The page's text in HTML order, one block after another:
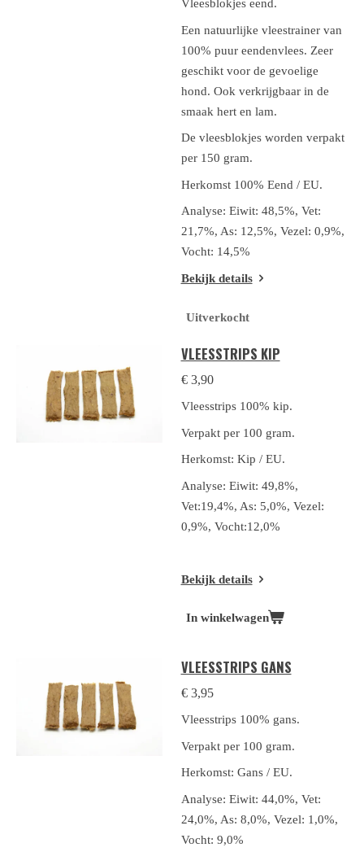
Vleesblokjes eend.
Een natuurlijke vleestrainer van
100% puur eendenvlees. Zeer
geschikt voor de gevoelige
hond. Ook verkrijgbaar in de
smaak hert en lam.
De vleesblokjes worden verpakt
per 150 gram.
Herkomst 100% Eend / EU.
Analyse: Eiwit: 48,5%, Vet:
21,7%, As: 12,5%, Vezel: 0,9%,
Vocht: 14,5%
Bekijk details
Uitverkocht
VLEESSTRIPS KIP
€ 3,90
Vleesstrips 100% kip.
Verpakt per 100 gram.
Herkomst: Kip / EU.
Analyse: Eiwit: 49,8%,
Vet:19,4%, As: 5,0%, Vezel:
0,9%, Vocht:12,0%
Bekijk details
In winkelwagen
VLEESSTRIPS GANS
€ 3,95
Vleesstrips 100% gans.
Verpakt per 100 gram.
Herkomst: Gans / EU.
Analyse: Eiwit: 44,0%, Vet:
24,0%, As: 8,0%, Vezel: 1,0%,
Vocht: 9,0%